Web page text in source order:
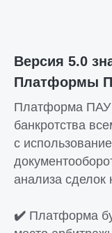
Версия 5.0
Платформы
Платформа ПАУ
банкротства
с
анализа сделок
✔️ Платформа